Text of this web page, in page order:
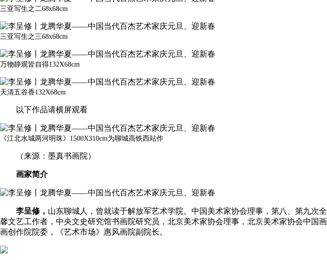
三亚写生之二68x68cm
三亚写生之三68x68cm
万物静观皆自得132X68cm
天清五谷香132X68cm
以下作品请横屏观看
《江北水城两河明珠》1500X310cm为聊城高铁西站作
（来源：墨真书画院）
画家简介
李呈修， 山东聊城人，曾就读于解放军艺术学院。中国美术家协会理事，第八、第九次
馨文艺工作者，中央文史研究馆书画院研究员，北京美术家协会理事，北京美术家协会中
画创作院院委，《艺术市场》惠风画院副院长。